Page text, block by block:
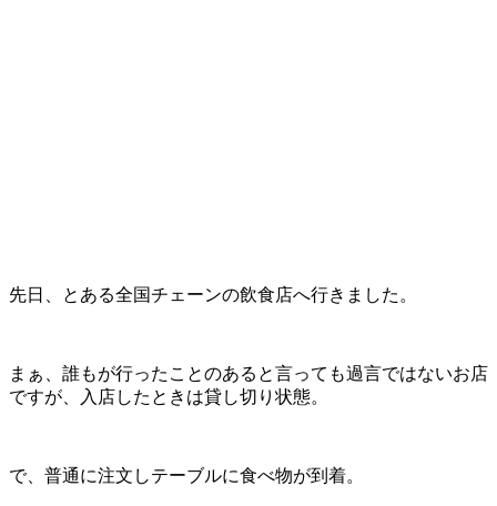
先日、とある全国チェーンの飲食店へ行きました。
まぁ、誰もが行ったことのあると言っても過言ではないお店
ですが、入店したときは貸し切り状態。
で、普通に注文しテーブルに食べ物が到着。